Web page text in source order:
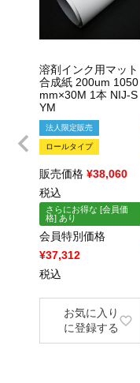
溶剤インク用マット
合成紙 200um 1050
mm×30M 1本 NIJ-S
YM
法人限定販売
ロールタイプ
販売価格 ¥38,060
税込
さらにお得な [会員価
格] あり
会員特別価格
¥37,312
税込
お気に入り
に登録する